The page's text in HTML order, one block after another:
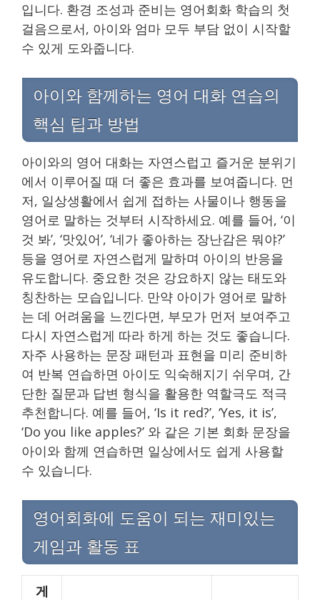
입니다. 환경 조성과 준비는 영어회화 학습의 첫
걸음으로서, 아이와 엄마 모두 부담 없이 시작할
수 있게 도와줍니다.
아이와 함께하는 영어 대화 연습의
핵심 팁과 방법
아이와의 영어 대화는 자연스럽고 즐거운 분위기
에서 이루어질 때 더 좋은 효과를 보여줍니다. 먼
저, 일상생활에서 쉽게 접하는 사물이나 행동을
영어로 말하는 것부터 시작하세요. 예를 들어, ‘이
것 봐’, ‘맛있어’, ‘네가 좋아하는 장난감은 뭐야?’
등을 영어로 자연스럽게 말하며 아이의 반응을
유도합니다. 중요한 것은 강요하지 않는 태도와
칭찬하는 모습입니다. 만약 아이가 영어로 말하
는 데 어려움을 느낀다면, 부모가 먼저 보여주고
다시 자연스럽게 따라 하게 하는 것도 좋습니다.
자주 사용하는 문장 패턴과 표현을 미리 준비하
여 반복 연습하면 아이도 익숙해지기 쉬우며, 간
단한 질문과 답변 형식을 활용한 역할극도 적극
추천합니다. 예를 들어, ‘Is it red?’, ‘Yes, it is’,
‘Do you like apples?’ 와 같은 기본 회화 문장을
아이와 함께 연습하면 일상에서도 쉽게 사용할
수 있습니다.
영어회화에 도움이 되는 재미있는
게임과 활동 표
게